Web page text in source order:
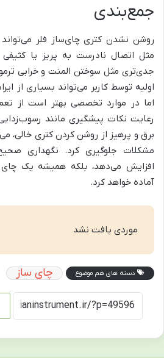
جمع‌بندی
روشن نشدن کتری چای‌ساز فلر
مثل اتصال نادرست به پریز یا کثیفی
جدی‌تری مثل سوختن المنت و خرابی
اولیه توسط کاربر می‌تواند بسیاری از
اما در موارد تخصصی بهتر است از
رعایت نکات پیشگیری مانند
برق و پرهیز از روشن کردن کتری خالی،
مشکلات جلوگیری کرد. نگهداری
افزایش می‌دهد، بلکه همیشه یک چای
آماده خواهد کرد.
موردی یافت نشد
دسته های هم موضوع چای ساز